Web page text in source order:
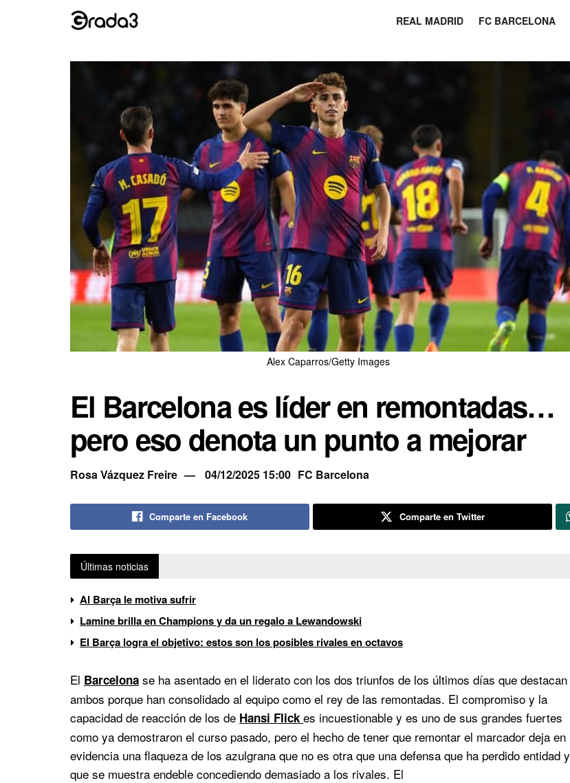
REAL MADRID FC BARCELONA
Alex Caparros/Getty Images
El Barcelona es líder en remontadas…
pero eso denota un punto a mejorar
Rosa Vázquez Freire 04/12/2025 15:00 FC Barcelona
Comparte en Facebook Comparte en Twitter
Últimas noticias
Al Barça le motiva sufrir
Lamine brilla en Champions y da un regalo a Lewandowski
El Barça logra el objetivo: estos son los posibles rivales en octavos
El Barcelona se ha asentado en el liderato con los dos triunfos de los últimos días que destacan
ambos porque han consolidado al equipo como el rey de las remontadas. El compromiso y la
capacidad de reacción de los de Hansi Flick es incuestionable y es uno de sus grandes fuertes
como ya demostraron el curso pasado, pero el hecho de tener que remontar el marcador deja en
evidencia una flaqueza de los azulgrana que no es otra que una defensa que ha perdido entidad y
que se muestra endeble concediendo demasiado a los rivales. El